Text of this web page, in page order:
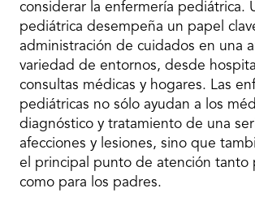
considerar la enfermería pediátrica.
pediátrica desempeña un papel
administración de cuidados en una
variedad de entornos, desde
consultas médicas y hogares. Las
pediátricas no sólo ayudan a los
diagnóstico y tratamiento de una
afecciones y lesiones, sino que
el principal punto de atención tanto
como para los padres.